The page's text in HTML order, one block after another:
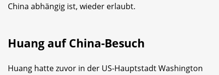
China abhängig ist, wieder erlaubt.
Huang auf China-Besuch
Huang hatte zuvor in der US-Hauptstadt Washington